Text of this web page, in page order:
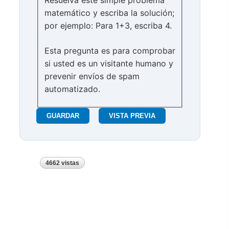
matemático y escriba la solución;
por ejemplo: Para 1+3, escriba 4.
Esta pregunta es para comprobar
si usted es un visitante humano y
prevenir envíos de spam
automatizado.
4662 vistas